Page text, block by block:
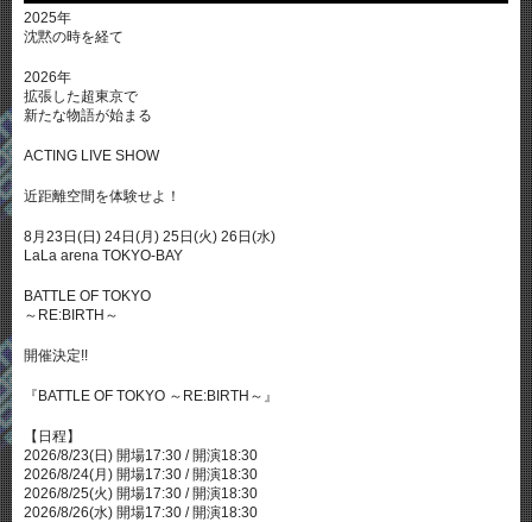
2025年
沈黙の時を経て
2026年
拡張した超東京で
新たな物語が始まる
ACTING LIVE SHOW
近距離空間を体験せよ！
8月23日(日) 24日(月) 25日(火) 26日(水)
LaLa arena TOKYO-BAY
BATTLE OF TOKYO
～RE:BIRTH～
開催決定!!
『BATTLE OF TOKYO ～RE:BIRTH～』
【日程】
2026/8/23(日) 開場17:30 / 開演18:30
2026/8/24(月) 開場17:30 / 開演18:30
2026/8/25(火) 開場17:30 / 開演18:30
2026/8/26(水) 開場17:30 / 開演18:30